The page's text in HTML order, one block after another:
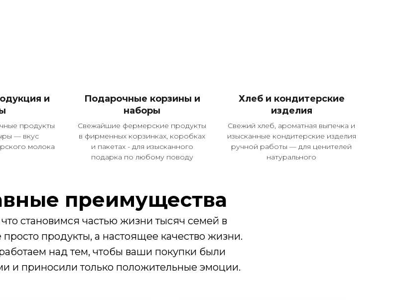
и
продукты
— вкус
молока
Подарочные корзины и
наборы
Свежайшие фермерские продукты
в фирменных корзинках, коробках
и пакетах - для изысканного
подарка по любому поводу
Хлеб и кондитерские
изделия
Свежий хлеб, ароматная выпечка и
изысканные кондитерские изделия
ручной работы — для ценителей
натурального
преимущества
становимся частью жизни тысяч семей в
продукты, а настоящее качество жизни.
над тем, чтобы ваши покупки были
и приносили только положительные эмоции.